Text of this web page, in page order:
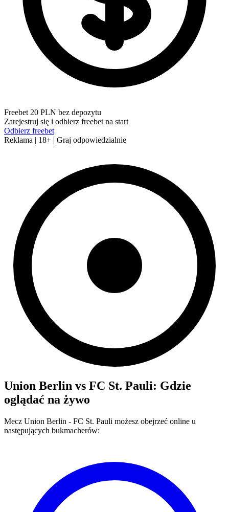
Freebet 20 PLN bez depozytu
Zarejestruj się i odbierz freebet na start
Odbierz freebet
Reklama | 18+ | Graj odpowiedzialnie
Union Berlin vs FC St. Pauli: Gdzie
oglądać na żywo
Mecz Union Berlin - FC St. Pauli możesz obejrzeć online u
następujących bukmacherów: